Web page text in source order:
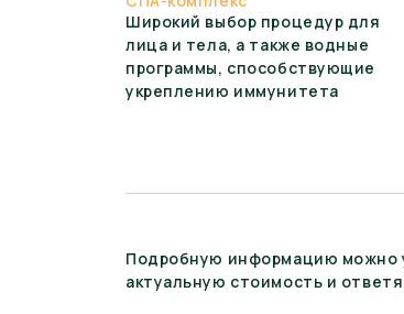
Широкий выбор процедур для
лица и тела, а также водные
программы, способствующие
укреплению иммунитета
Подробную информацию можно
актуальную стоимость и